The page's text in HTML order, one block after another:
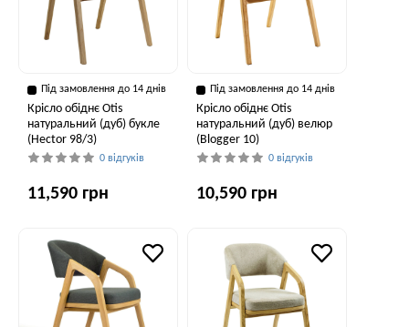
Під замовлення до 14 днів
Крісло обіднє Otis
натуральний (дуб) букле
(Hector 98/3)
0 відгуків
11,590 грн
Під замовлення до 14 днів
Крісло обіднє Otis
натуральний (дуб) велюр
(Blogger 10)
0 відгуків
10,590 грн